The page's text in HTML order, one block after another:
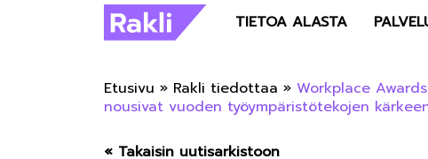
TIETOA ALASTA
Etusivu » Rakli tiedottaa » Workplace
nousivat vuoden työympäristötekojen
« Takaisin uutisarkistoon